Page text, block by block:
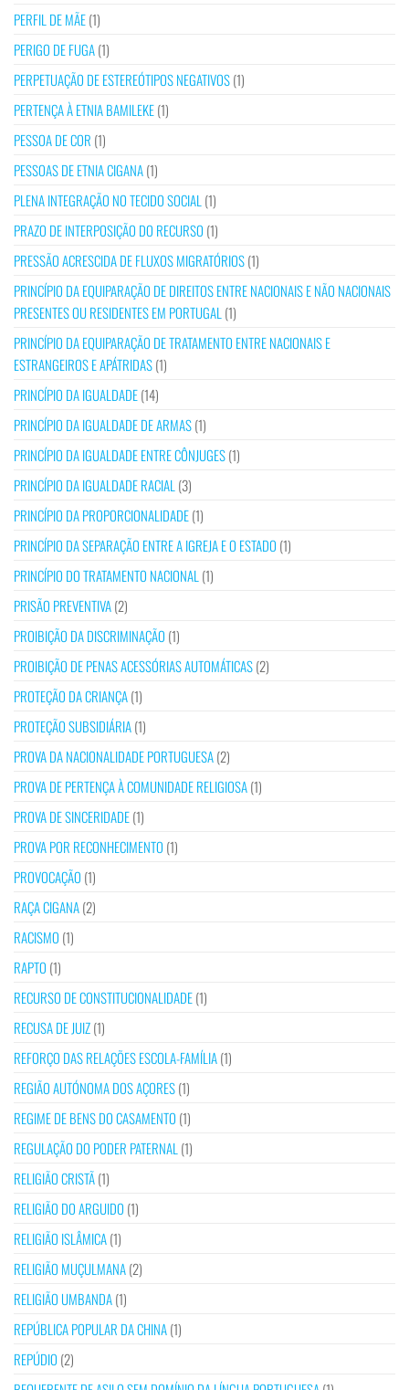
PERFIL DE MÃE(1)
PERIGO DE FUGA(1)
PERPETUAÇÃO DE ESTEREÓTIPOS NEGATIVOS(1)
PERTENÇA À ETNIA BAMILEKE(1)
PESSOA DE COR (1)
PESSOAS DE ETNIA CIGANA(1)
PLENA INTEGRAÇÃO NO TECIDO SOCIAL (1)
PRAZO DE INTERPOSIÇÃO DO RECURSO (1)
PRESSÃO ACRESCIDA DE FLUXOS MIGRATÓRIOS(1)
PRINCÍPIO DA EQUIPARAÇÃO DE DIREITOS ENTRE NACIONAIS E NÃO NACIONAIS
PRESENTES OU RESIDENTES EM PORTUGAL (1)
PRINCÍPIO DA EQUIPARAÇÃO DE TRATAMENTO ENTRE NACIONAIS E
ESTRANGEIROS E APÁTRIDAS(1)
PRINCÍPIO DA IGUALDADE(14)
PRINCÍPIO DA IGUALDADE DE ARMAS(1)
PRINCÍPIO DA IGUALDADE ENTRE CÔNJUGES(1)
PRINCÍPIO DA IGUALDADE RACIAL (3)
PRINCÍPIO DA PROPORCIONALIDADE(1)
PRINCÍPIO DA SEPARAÇÃO ENTRE A IGREJA E O ESTADO (1)
PRINCÍPIO DO TRATAMENTO NACIONAL (1)
PRISÃO PREVENTIVA(2)
PROIBIÇÃO DA DISCRIMINAÇÃO (1)
PROIBIÇÃO DE PENAS ACESSÓRIAS AUTOMÁTICAS(2)
PROTEÇÃO DA CRIANÇA(1)
PROTEÇÃO SUBSIDIÁRIA(1)
PROVA DA NACIONALIDADE PORTUGUESA(2)
PROVA DE PERTENÇA À COMUNIDADE RELIGIOSA(1)
PROVA DE SINCERIDADE(1)
PROVA POR RECONHECIMENTO (1)
PROVOCAÇÃO (1)
RAÇA CIGANA(2)
RACISMO (1)
RAPTO (1)
RECURSO DE CONSTITUCIONALIDADE(1)
RECUSA DE JUIZ(1)
REFORÇO DAS RELAÇÕES ESCOLA-FAMÍLIA(1)
REGIÃO AUTÓNOMA DOS AÇORES(1)
REGIME DE BENS DO CASAMENTO (1)
REGULAÇÃO DO PODER PATERNAL (1)
RELIGIÃO CRISTÃ(1)
RELIGIÃO DO ARGUIDO (1)
RELIGIÃO ISLÂMICA(1)
RELIGIÃO MUÇULMANA(2)
RELIGIÃO UMBANDA(1)
REPÚBLICA POPULAR DA CHINA(1)
REPÚDIO (2)